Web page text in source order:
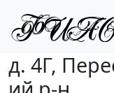
д. 4Г,